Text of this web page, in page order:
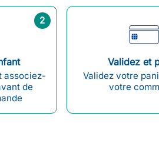
2
associez-
de
Validez et
Validez votre
votre